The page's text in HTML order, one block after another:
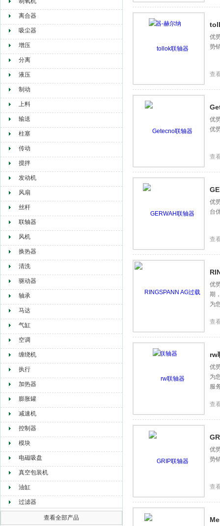
离合器
吸尘器
增压
分离
液压
制动
上料
输送
柱塞
传动
搅拌
发动机
风扇
丝杆
联轴器
风机
换热器
清洗
驱动器
轴承
马达
气缸
空调
缠绕机
执行
加热器
膨胀罐
减速机
控制器
模块
电磁吸盘
真空包装机
油缸
过滤器
查看全部产品
优
势
查
优
优
查
优
台
查
优
期
为
查
rw
优
为
服
查
优
势
查